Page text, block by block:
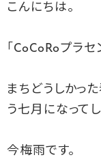
こんにちは。
「CoCoRoプラセ
まちどうしかっ
う七月になって
今梅雨です。